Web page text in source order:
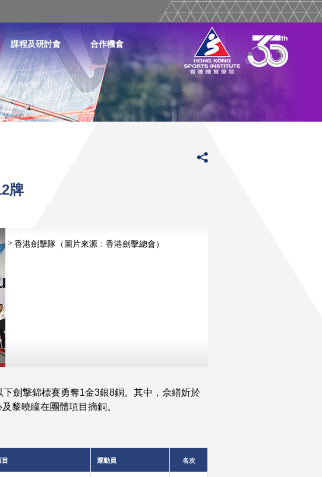
課程及研討會 合作機會
牌
香港劍擊隊（圖片來源﹕香港劍擊總會）
劍撃錦標賽勇奪1金3銀8銅。其中，佘繕妡於
黎曉瞳在團體項目摘銅。
目 運動員 名次